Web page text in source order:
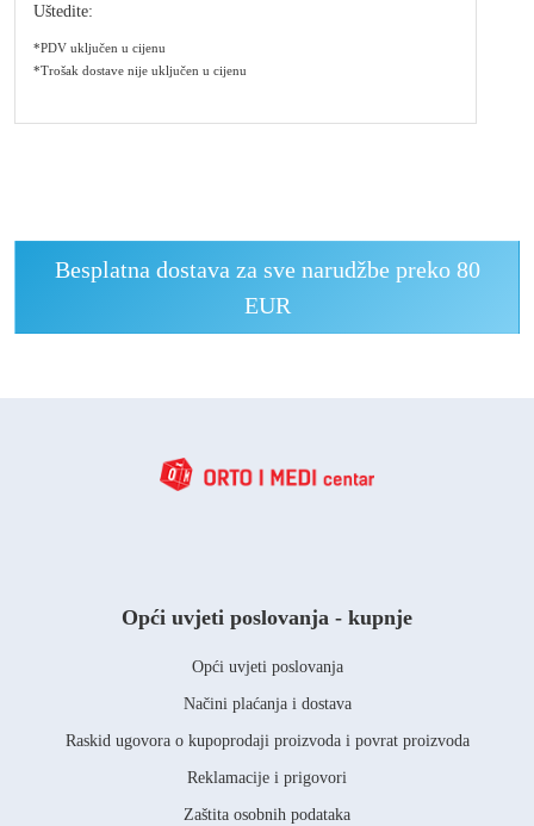
Uštedite:
*PDV uključen u cijenu
*Trošak dostave nije uključen u cijenu
Besplatna dostava za sve narudžbe preko 80
EUR
Opći uvjeti poslovanja - kupnje
Opći uvjeti poslovanja
Načini plaćanja i dostava
Raskid ugovora o kupoprodaji proizvoda i povrat proizvoda
Reklamacije i prigovori
Zaštita osobnih podataka